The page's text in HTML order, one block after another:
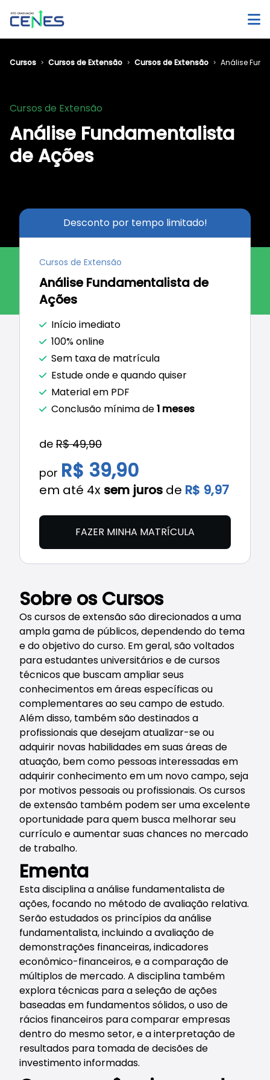
Cursos Cursos de Extensão Cursos de Extensão Análise
Cursos de Extensão
Análise Fundamentalista
de Ações
Sobre os Cursos
Os cursos de extensão são direcionados a uma
ampla gama de públicos, dependendo do tema
e do objetivo do curso. Em geral, são voltados
para estudantes universitários e de cursos
técnicos que buscam ampliar seus
conhecimentos em áreas específicas ou
complementares ao seu campo de estudo.
Além disso, também são destinados a
profissionais que desejam atualizar-se ou
adquirir novas habilidades em suas áreas de
atuação, bem como pessoas interessadas em
adquirir conhecimento em um novo campo, seja
por motivos pessoais ou profissionais. Os cursos
de extensão também podem ser uma excelente
oportunidade para quem busca melhorar seu
currículo e aumentar suas chances no mercado
de trabalho.
Ementa
Esta disciplina a análise fundamentalista de
ações, focando no método de avaliação relativa.
Serão estudados os princípios da análise
fundamentalista, incluindo a avaliação de
demonstrações financeiras, indicadores
econômico-financeiros, e a comparação de
múltiplos de mercado. A disciplina também
explora técnicas para a seleção de ações
baseadas em fundamentos sólidos, o uso de
rácios financeiros para comparar empresas
dentro do mesmo setor, e a interpretação de
resultados para tomada de decisões de
investimento informadas.
Desconto por tempo limitado!
Cursos de Extensão
Análise Fundamentalista de
Ações
Início imediato
100% online
Sem taxa de matrícula
Estude onde e quando quiser
Material em PDF
Conclusão mínima de1 meses
de R$ 49,90
por R$ 39,90
em até 4x sem juros de R$ 9,97
FAZER MINHA MATRÍCULA